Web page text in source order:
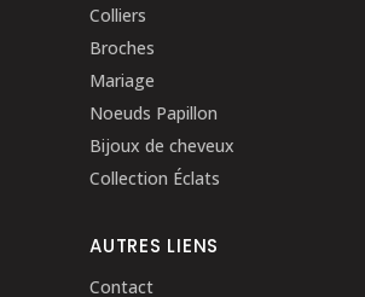
Colliers
Broches
Mariage
Noeuds Papillon
Bijoux de cheveux
Collection Éclats
AUTRES LIENS
Contact